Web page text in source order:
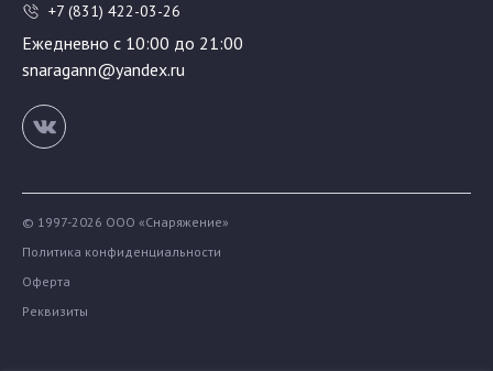
+7 (831) 422-03-26
Ежедневно с 10:00 до 21:00
snaragann@yandex.ru
© 1997-2026 ООО «Снаряжение»
Политика конфиденциальности
Оферта
Реквизиты